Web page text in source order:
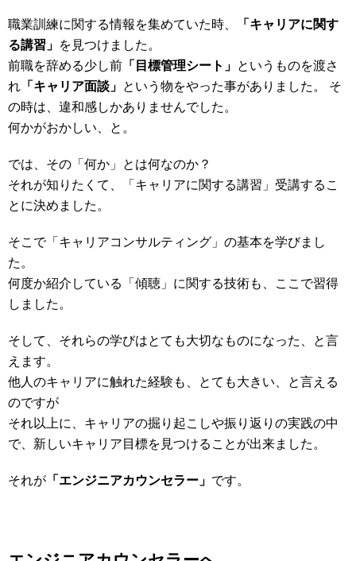
職業訓練に関する情報を集めていた時、
「キャリアに関す
る講習」 を見つけました。
前職を辞める少し前 「目標管理シート」 というものを渡さ
れ 「キャリア面談」 という物をやった事がありました。 そ
の時は、違和感しかありませんでした。
何かがおかしい、と。
では、その「何か」とは何なのか？
それが知りたくて、「キャリアに関する講習」受講するこ
とに決めました。
そこで「キャリアコンサルティング」の基本を学びまし
た。
何度か紹介している「傾聴」に関する技術も、ここで習得
しました。
そして、それらの学びはとても大切なものになった、と言
えます。
他人のキャリアに触れた経験も、とても大きい、と言える
のですが
それ以上に、キャリアの掘り起こしや振り返りの実践の中
で、新しいキャリア目標を見つけることが出来ました。
それが 「エンジニアカウンセラー」 です。